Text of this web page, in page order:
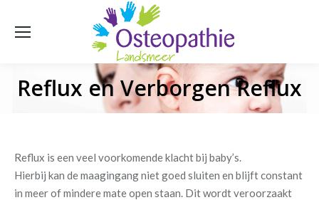
Reflux en Verborgen Reflux
Je bent hier:
Reflux is een veel voorkomende klacht bij baby’s.
Hierbij kan de maagingang niet goed sluiten en blijft constant
in meer of mindere mate open staan. Dit wordt veroorzaakt